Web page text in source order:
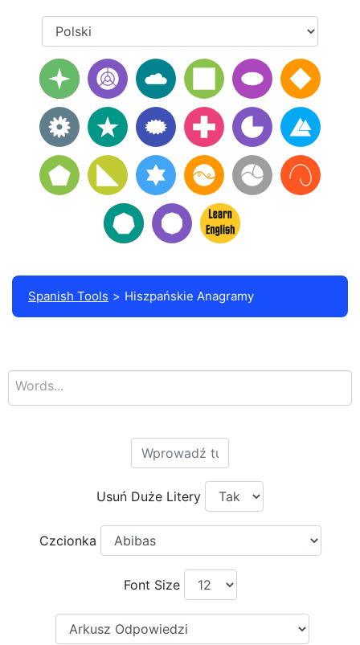
Spanish Tools Hiszpańskie Anagramy
Usuń Duże Litery
Czcionka
Font Size